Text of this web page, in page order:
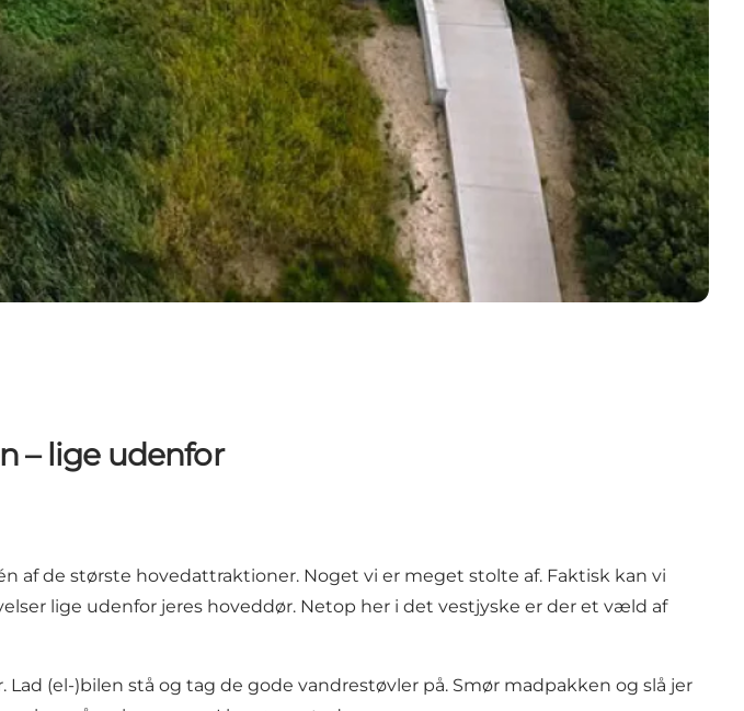
– lige udenfor
af de største hovedattraktioner. Noget vi er meget stolte af. Faktisk kan vi
lige udenfor jeres hoveddør. Netop her i det vestjyske er der et væld af
(el-)bilen stå og tag de gode vandrestøvler på. Smør madpakken og slå jer